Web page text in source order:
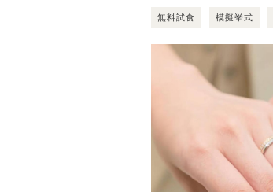
無料試食 模擬挙式